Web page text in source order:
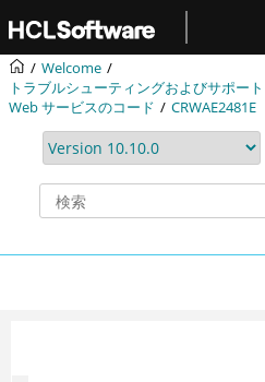
メインコンテンツにジャンプ
Welcome
トラブルシューティングおよびサポート
Web サービスのコード
CRWAE2481E